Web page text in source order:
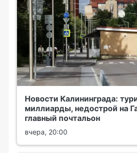
Новости Калининграда:
миллиарды, недострой на
главный почтальон
вчера, 20:00